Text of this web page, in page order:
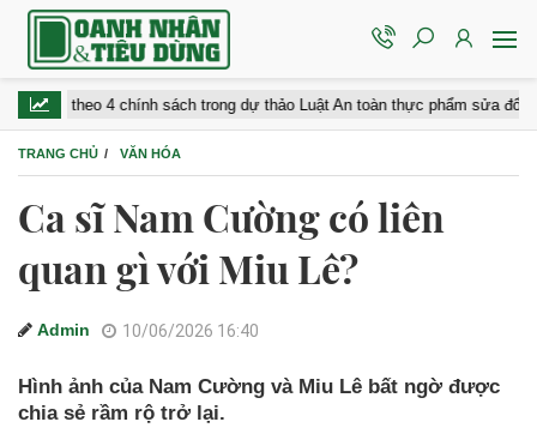
4 chính sách trong dự thảo Luật An toàn thực phẩm sửa đổi
TRANG CHỦ VĂN HÓA
Ca sĩ Nam Cường có liên
quan gì với Miu Lê?
Admin 10/06/2026 16:40
Hình ảnh của Nam Cường và Miu Lê bất ngờ được
chia sẻ rầm rộ trở lại.